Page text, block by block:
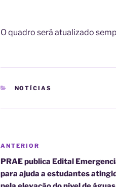
O quadro será atualizado
CATEGORIAS
NOTÍCIAS
Navegação
de
Post
Post
anterior
ANTERIOR
PRAE publica Edital
para ajuda a estudantes